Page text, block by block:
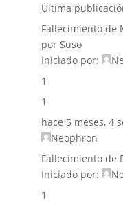
Última
Fallecimiento de
por Suso
Iniciado por:
1
1
hace 5 meses, 4
Neophron
Fallecimiento de
Iniciado por:
1